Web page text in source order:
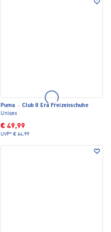
Puma · Club II Era Freizeitschuhe
Unisex
€ 49,99
UVP* € 64,99